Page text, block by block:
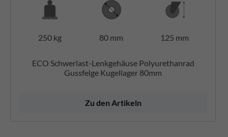
250 kg 80 mm 125 mm
ECO Schwerlast-Lenkgehäuse Polyurethanrad
Gussfelge Kugellager 80mm
Zu den Artikeln